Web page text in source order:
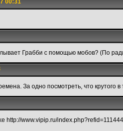
00:31
Грабби с помощью мобов? (По
За одно посмотреть, что крутого в
http://www.vipip.ru/